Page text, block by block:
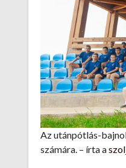
Az utánpótlás-
számára. – írta a